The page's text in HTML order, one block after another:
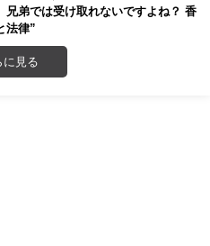
兄弟では受け取れないですよね？ 香
法律”
に見る